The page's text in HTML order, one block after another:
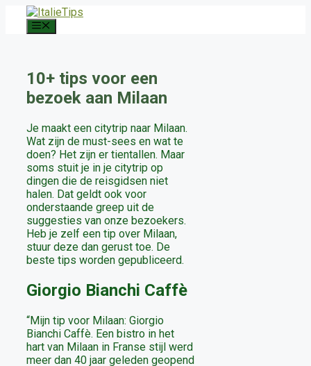
10+ tips voor een
bezoek aan Milaan
Je maakt een citytrip naar Milaan.
Wat zijn de must-sees en wat te
doen? Het zijn er tientallen. Maar
soms stuit je in je citytrip op
dingen die de reisgidsen niet
halen. Dat geldt ook voor
onderstaande greep uit de
suggesties van onze bezoekers.
Heb je zelf een tip over Milaan,
stuur deze dan gerust toe. De
beste tips worden gepubliceerd.
Giorgio Bianchi Caffè
“Mijn tip voor Milaan: Giorgio
Bianchi Caffè. Een bistro in het
hart van Milaan in Franse stijl werd
meer dan 40 jaar geleden geopend